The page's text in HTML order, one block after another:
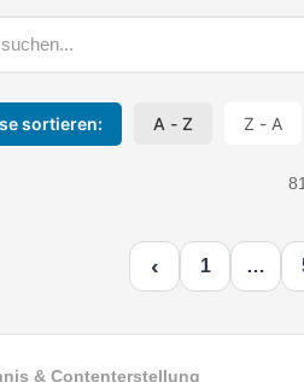
sortieren: A - Z Z - A
‹ 1 …
& Contenterstellung